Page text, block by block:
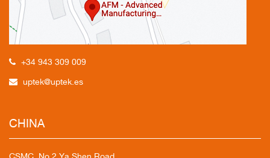
+34 943 309 009
uptek@uptek.es
CHINA